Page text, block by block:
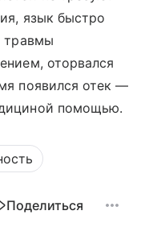
язык быстро
травмы
оторвался
появился отек —
помощью.
Поделиться